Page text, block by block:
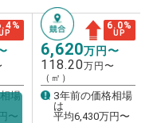
%
場
〜
6.0%
UP
6,620万円〜
118.20万円〜
（㎡）
3年前の価格相場
は
平均6,430万円〜